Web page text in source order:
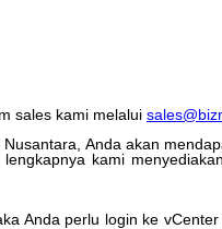
sales kami melalui sales@
Nusantara Anda akan
lengkapnya kami menyediakan
Anda perlu login ke vCenter